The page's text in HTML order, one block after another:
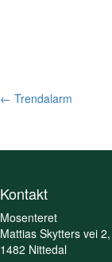
Posts
← Trendalarm
Kontakt
Mosenteret
Mattias Skytters vei 2,
1482 Nittedal